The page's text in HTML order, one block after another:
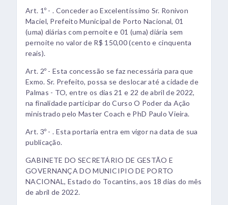
Art. 1º - . Conceder ao Excelentíssimo Sr. Ronivon
Maciel, Prefeito Municipal de Porto Nacional, 01
(uma) diárias com pernoite e 01 (uma) diária sem
pernoite no valor de R$ 150,00 (cento e cinquenta
reais).
Art. 2º - Esta concessão se faz necessária para que
Exmo. Sr. Prefeito, possa se deslocar até a cidade de
Palmas - TO, entre os dias 21 e 22 de abril de 2022,
na finalidade participar do Curso O Poder da Ação
ministrado pelo Master Coach e PhD Paulo Vieira.
Art. 3º - . Esta portaria entra em vigor na data de sua
publicação.
GABINETE DO SECRETÁRIO DE GESTÃO E
GOVERNANÇA DO MUNICIPIO DE PORTO
NACIONAL, Estado do Tocantins, aos 18 dias do mês
de abril de 2022.